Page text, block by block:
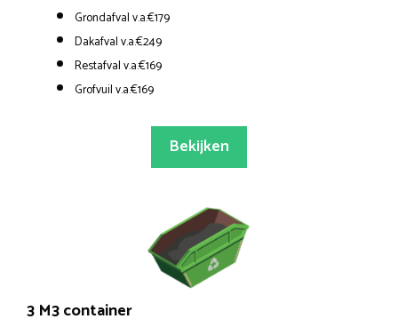
Grondafval v.a.€179
Dakafval v.a.€249
Restafval v.a.€169
Grofvuil v.a.€169
Bekijken
3 M3 container